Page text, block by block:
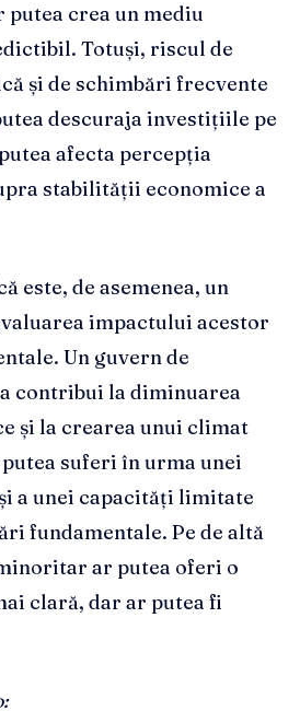
crea un mediu
Totuși, riscul de
și de schimbări frecvente
descuraja investițiile pe
afecta percepția
stabilității economice a
este, de asemenea, un
impactului acestor
Un guvern de
contribui la diminuarea
și la crearea unui climat
suferi în urma unei
a unei capacități limitate
fundamentale. Pe de altă
ar putea oferi o
clară, dar ar putea fi